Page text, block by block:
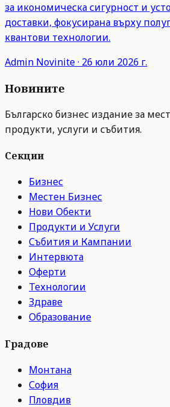
за икономическа сигурност и
доставки, фокусирана върху
квантови технологии.
Admin Novinite· 26 юли 2026 г.
Новините
Българско бизнес издание за
продукти, услуги и събития.
Секции
Бизнес
Местен Бизнес
Нови Обекти
Продукти и Услуги
Събития и Кампании
Интервюта
Оферти
Технологии
Здраве
Образование
Градове
Монтана
София
Пловдив